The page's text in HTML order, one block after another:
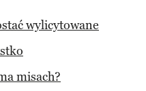
wylicytowane
misach?